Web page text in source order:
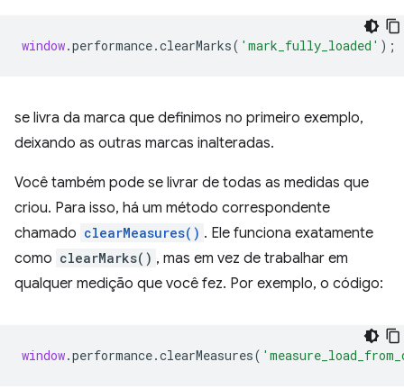
window.performance.clearMarks( 'mark_fully_loaded' );
se livra da marca que definimos no primeiro exemplo,
deixando as outras marcas inalteradas.
Você também pode se livrar de todas as medidas que
criou. Para isso, há um método correspondente
chamado clearMeasures() . Ele funciona exatamente
como clearMarks() , mas em vez de trabalhar em
qualquer medição que você fez. Por exemplo, o código:
window.performance.clearMeasures(